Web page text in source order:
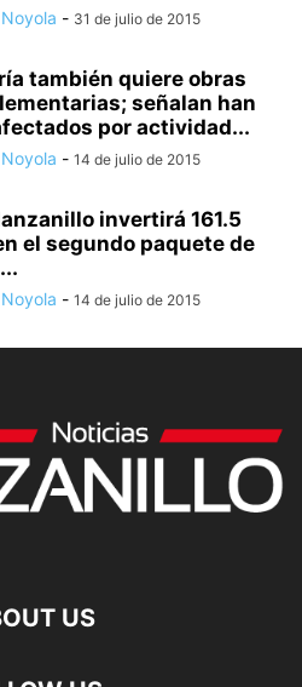
- 31 de julio de 2015
también quiere obras
señalan han
por actividad...
- 14 de julio de 2015
invertirá 161.5
el segundo paquete de
- 14 de julio de 2015
US